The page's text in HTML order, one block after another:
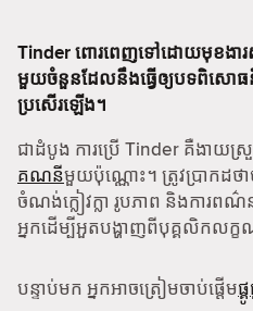
Tinder ពោរពេញទៅដោយមុខងារ
មួយចំនួនដែលនឹងធ្វើឲ្យបទពិសោធ
ប្រសើរឡើង។
ជាដំបូង ការប្រើ Tinder គឺងាយស្រួ
គណនីមួយប៉ុណ្ណោះ។ ត្រូវប្រាក
ចំណង់ក្លៀវក្លា រូបភាព និងការពណ៌
អ្នកដើម្បីអួតបង្ហាញពីបុគ្គលិកលក្
បន្ទាប់មក អ្នកអាចត្រៀមចាប់ផ្តើមផ្